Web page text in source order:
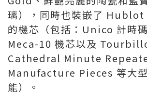
璃），同時也裝嵌了 Hublot
的機芯（包括：Unico 計時
Meca-10 機芯以及
Cathedral Minute
Manufacture Pieces 等大
能）。